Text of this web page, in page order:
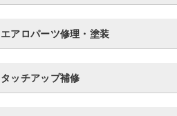
エアロパーツ修理・塗装
タッチアップ補修